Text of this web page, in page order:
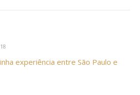
experiência entre São Paulo e